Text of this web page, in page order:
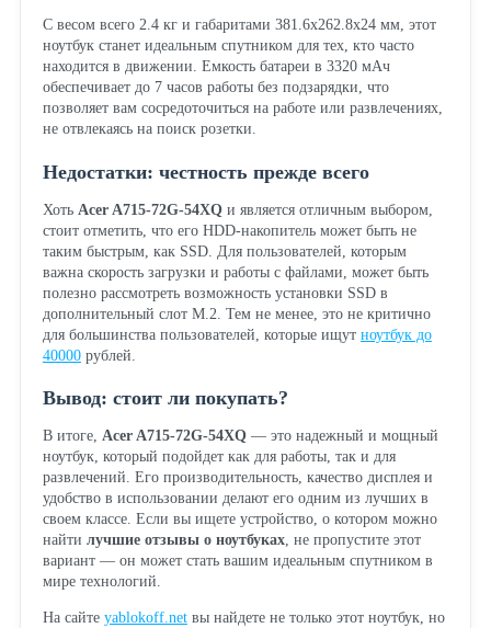
С весом всего 2.4 кг и габаритами 381.6x262.8x24 мм, этот
ноутбук станет идеальным спутником для тех, кто часто
находится в движении. Емкость батареи в 3320 мАч
обеспечивает до 7 часов работы без подзарядки, что
позволяет вам сосредоточиться на работе или развлечениях,
не отвлекаясь на поиск розетки.
Недостатки: честность прежде всего
Хоть Acer A715-72G-54XQи является отличным выбором,
стоит отметить, что его HDD-накопитель может быть не
таким быстрым, как SSD. Для пользователей, которым
важна скорость загрузки и работы с файлами, может быть
полезно рассмотреть возможность установки SSD в
дополнительный слот M.2. Тем не менее, это не критично
для большинства пользователей, которые ищут ноутбук до
40000рублей.
Вывод: стоит ли покупать?
В итоге, Acer A715-72G-54XQ— это надежный и мощный
ноутбук, который подойдет как для работы, так и для
развлечений. Его производительность, качество дисплея и
удобство в использовании делают его одним из лучших в
своем классе. Если вы ищете устройство, о котором можно
найти лучшие отзывы о ноутбуках, не пропустите этот
вариант — он может стать вашим идеальным спутником в
мире технологий.
На сайте yablokoff.netвы найдете не только этот ноутбук, но